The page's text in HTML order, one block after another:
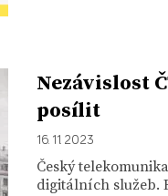
Nezávislost
posílit
16. 11. 2023
Český
digitálních služeb.